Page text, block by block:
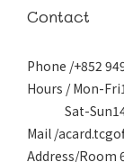
Contact
Phone /+852
Hours / Mon-
Sat-
Mail /
Address/Room